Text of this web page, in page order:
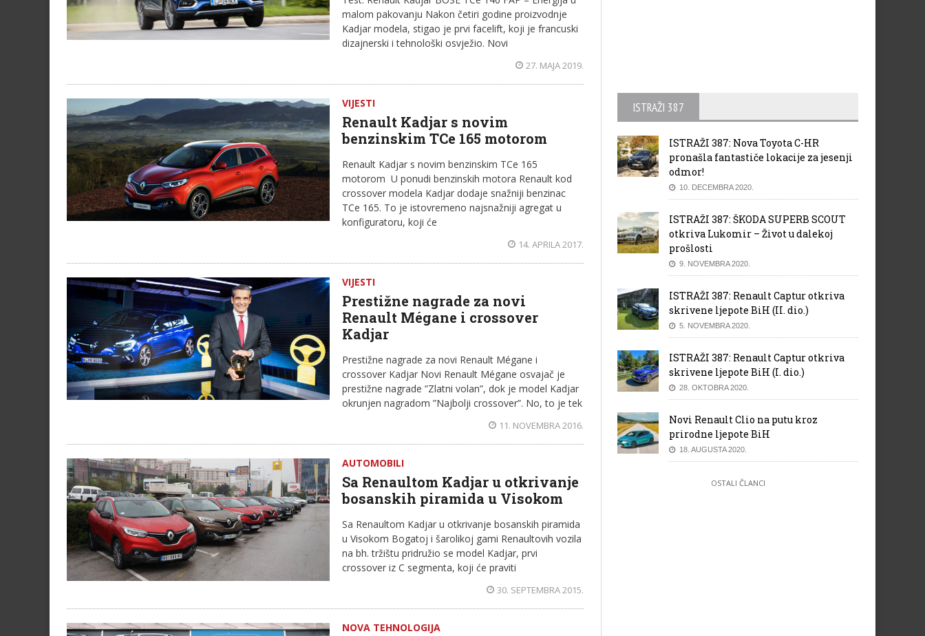
malom pakovanju Nakon četiri godine proizvodnje
Kadjar modela, stigao je prvi facelift, koji je francuski
dizajnerski i tehnološki osvježio. Novi
27. MAJA 2019.
VIJESTI
Renault Kadjar s novim
benzinskim TCe 165 motorom
Renault Kadjar s novim benzinskim TCe 165
motorom U ponudi benzinskih motora Renault kod
crossover modela Kadjar dodaje snažniji benzinac
TCe 165. To je istovremeno najsnažniji agregat u
konfiguratoru, koji će
14. APRILA 2017.
VIJESTI
Prestižne nagrade za novi
Renault Mégane i crossover
Kadjar
Prestižne nagrade za novi Renault Mégane i
crossover Kadjar Novi Renault Mégane osvajač je
prestižne nagrade ”Zlatni volan”, dok je model Kadjar
okrunjen nagradom ”Najbolji crossover”. No, to je tek
11. NOVEMBRA 2016.
AUTOMOBILI
Sa Renaultom Kadjar u otkrivanje
bosanskih piramida u Visokom
Sa Renaultom Kadjar u otkrivanje bosanskih piramida
u Visokom Bogatoj i šarolikoj gami Renaultovih vozila
na bh. tržištu pridružio se model Kadjar, prvi
crossover iz C segmenta, koji će praviti
30. SEPTEMBRA 2015.
NOVA TEHNOLOGIJA
ISTRAŽI 387
ISTRAŽI 387: Nova Toyota C-HR
pronašla fantastiče lokacije za jesenji
odmor!
10. DECEMBRA 2020.
ISTRAŽI 387: ŠKODA SUPERB SCOUT
otkriva Lukomir – Život u dalekoj
prošlosti
9. NOVEMBRA 2020.
ISTRAŽI 387: Renault Captur otkriva
skrivene ljepote BiH (II. dio.)
5. NOVEMBRA 2020.
ISTRAŽI 387: Renault Captur otkriva
skrivene ljepote BiH (I. dio.)
28. OKTOBRA 2020.
Novi Renault Clio na putu kroz
prirodne ljepote BiH
18. AUGUSTA 2020.
OSTALI ČLANCI